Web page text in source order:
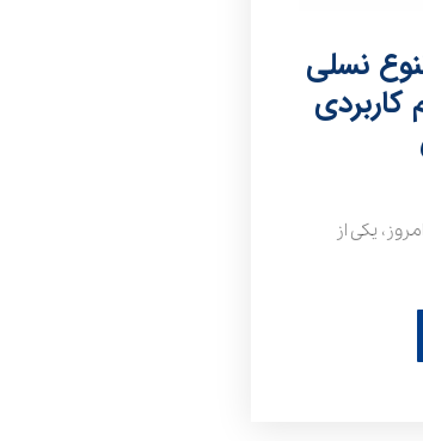
نسلی
۷ اقدام کاربردی
یکی از